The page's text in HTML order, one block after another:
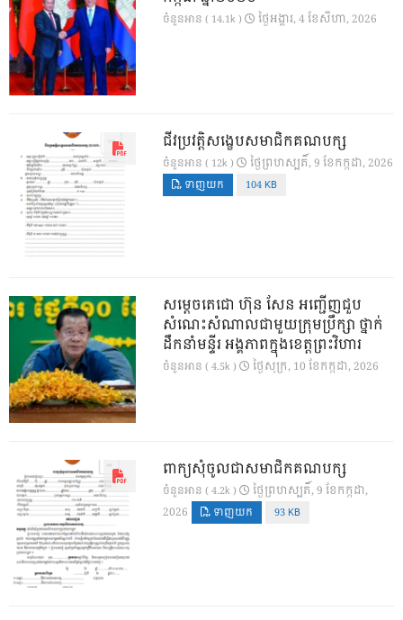
ចំនួនអាន ( 14.1k ) ថ្ងៃ​អង្គារ, 4 ខែ​សីហា, 2026
ជីវប្រវត្តិសង្ខេបសមាជិកគណបក្ស
ចំនួនអាន ( 12k ) ថ្ងៃ​ព្រហស្បតិ៍, 9 ខែ​កក្កដា, 2026
ទាញយក 104 KB
សម្តេចតេជោ ហ៊ុន សែន អញ្ជើញជួប
សំណេះសំណាលជាមួយក្រុមប្រឹក្សា ថ្នាក់
ដឹកនាំមន្ទីរ អង្គភាពក្នុងខេត្តព្រះវិហារ
ចំនួនអាន ( 4.5k ) ថ្ងៃ​សុក្រ, 10 ខែ​កក្កដា, 2026
ពាក្យសុំចូលជាសមាជិកគណបក្ស
ចំនួនអាន ( 4.2k )
ថ្ងៃ​ព្រហស្បតិ៍, 9 ខែ​កក្កដា,
2026
ទាញយក 93 KB